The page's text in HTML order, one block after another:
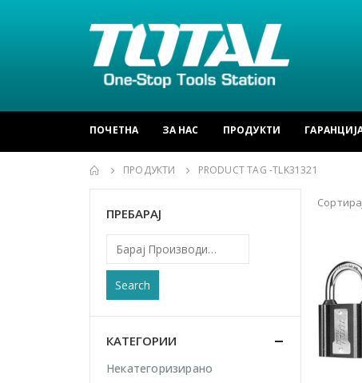
ПОЧЕТНА ЗА НАС ПРОДУКТИ
ПРОДУКТИ PRODUCT TAG -TLK31321
ПРЕБАРАЈ
Search
КАТЕГОРИИ
Некатегоризирано